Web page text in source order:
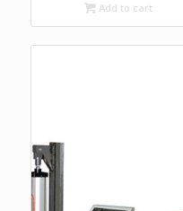
Add to cart